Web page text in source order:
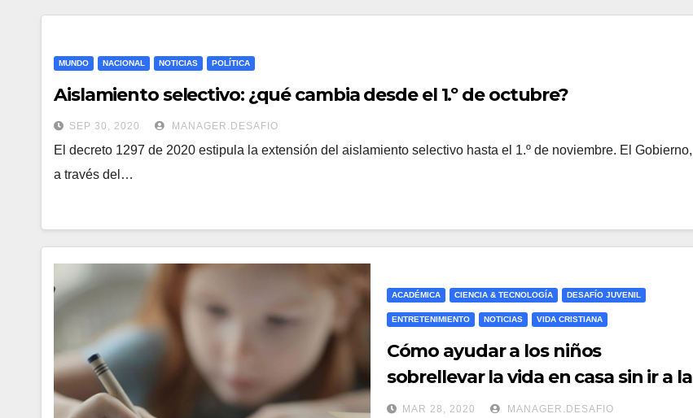
MUNDO NACIONAL NOTICIAS POLÍTICA
Aislamiento selectivo: ¿qué cambia desde el 1.º de octubre?
SEP 30, 2020 MANAGER.DESAFIO
El decreto 1297 de 2020 estipula la extensión del aislamiento selectivo hasta el 1.º de noviembre. El Gobierno,
a través del…
ACADÉMICA CIENCIA & TECNOLOGÍA DESAFÍO JUVENIL
ENTRETENIMIENTO NOTICIAS VIDA CRISTIANA
Cómo ayudar a los niños
sobrellevar la vida en casa sin ir a la
escuela por la pandemia.
MAR 28, 2020 MANAGER.DESAFIO